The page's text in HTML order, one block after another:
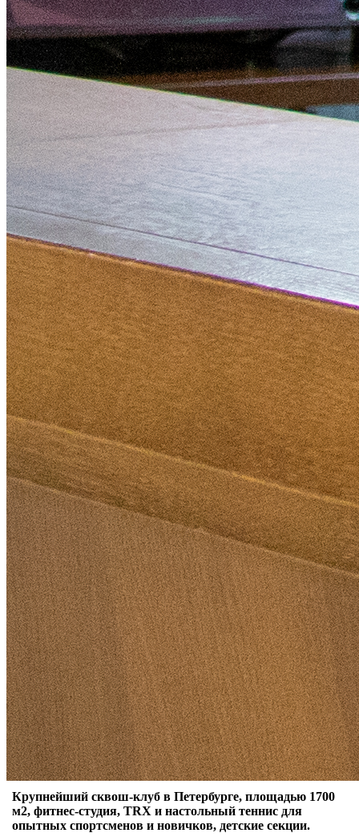
Крупнейший сквош-клуб в Петербурге, площадью 1700
м2, фитнес-студия, TRX и настольный теннис для
опытных спортсменов и новичков, детские секции.